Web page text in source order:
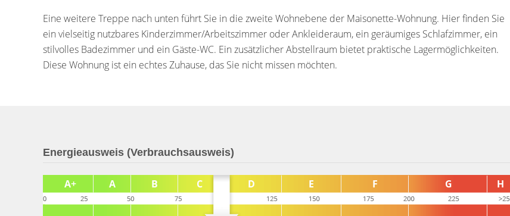
Eine weitere Treppe nach unten führt Sie in die zweite Wohnebene der Maisonette-Wohnung. Hier finden Sie
ein vielseitig nutzbares Kinderzimmer/Arbeitszimmer oder Ankleideraum, ein geräumiges Schlafzimmer, ein
stilvolles Badezimmer und ein Gäste-WC. Ein zusätzlicher Abstellraum bietet praktische Lagermöglichkeiten.
Diese Wohnung ist ein echtes Zuhause, das Sie nicht missen möchten.
Energieausweis (Verbrauchsausweis)